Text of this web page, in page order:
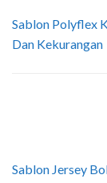
Sablon Polyflex
Dan Kekurangan
Sablon Jersey